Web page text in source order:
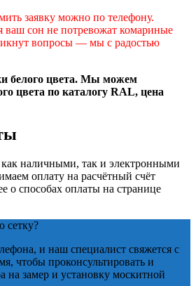
заявку можно по телефону.
ваш сон не потревожат комариные
вопросы — мы с радостью
белого цвета. Мы можем
цвета по каталогу RAL, цена
наличными, так и электронными
оплату на расчётный счёт
о способах оплаты на странице
сетку?
и наш специалист свяжется с
чтобы проконсультировать и
на замер и установку москитной